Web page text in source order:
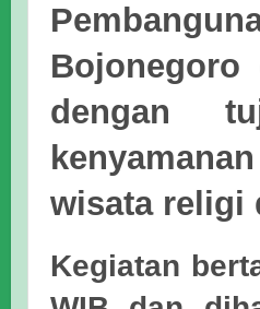
dengan
wisata religi
Kegiatan